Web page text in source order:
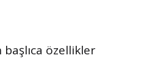
özellikler